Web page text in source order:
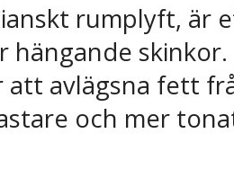
rumplyft,
hängande
avlägsna fett
och mer